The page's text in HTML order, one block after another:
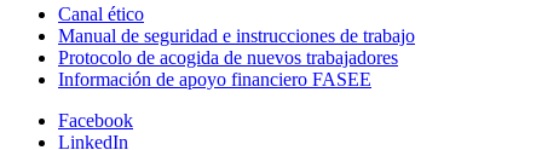
Canal ético
Manual de seguridad e instrucciones de trabajo
Protocolo de acogida de nuevos trabajadores
Información de apoyo financiero FASEE
Facebook
LinkedIn